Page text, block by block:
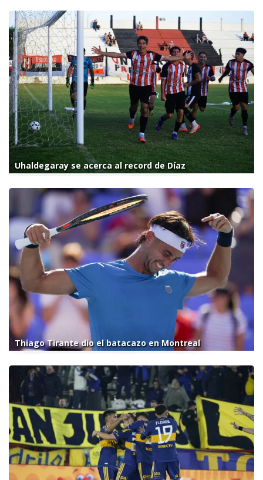
Uhaldegaray se acerca al record de Díaz
Thiago Tirante dio el batacazo en Montreal